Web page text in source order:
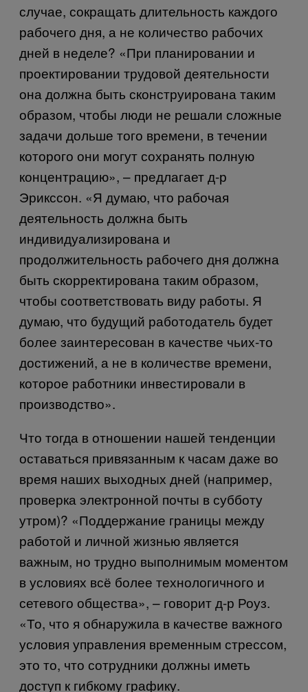
случае, сокращать длительность каждого
рабочего дня, а не количество рабочих
дней в неделе? «При планировании и
проектировании трудовой деятельности
она должна быть сконструирована таким
образом, чтобы люди не решали сложные
задачи дольше того времени, в течении
которого они могут сохранять полную
концентрацию», – предлагает д-р
Эрикссон. «Я думаю, что рабочая
деятельность должна быть
индивидуализирована и
продолжительность рабочего дня должна
быть скорректирована таким образом,
чтобы соответствовать виду работы. Я
думаю, что будущий работодатель будет
более заинтересован в качестве чьих-то
достижений, а не в количестве времени,
которое работники инвестировали в
производство».
Что тогда в отношении нашей тенденции
оставаться привязанным к часам даже во
время наших выходных дней (например,
проверка электронной почты в субботу
утром)? «Поддержание границы между
работой и личной жизнью является
важным, но трудно выполнимым моментом
в условиях всё более технологичного и
сетевого общества», – говорит д-р Роуз.
«То, что я обнаружила в качестве важного
условия управления временным стрессом,
это то, что сотрудники должны иметь
доступ к гибкому графику.